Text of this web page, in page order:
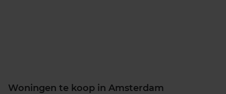
Woningen te koop in Amsterdam